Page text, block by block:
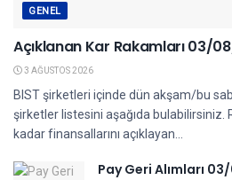
GENEL
Açıklanan Kar Rakamları 03/
3 AĞUSTOS 2026
BIST şirketleri içinde dün akşam/bu
şirketler listesini aşağıda bulabilirsiniz.
kadar finansallarını açıklayan...
Pay Geri Alımları